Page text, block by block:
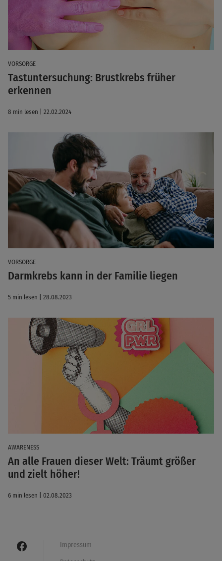
VORSORGE
Tastuntersuchung: Brustkrebs früher
erkennen
8 min lesen | 22.02.2024
VORSORGE
Darmkrebs kann in der Familie liegen
5 min lesen | 28.08.2023
AWARENESS
An alle Frauen dieser Welt: Träumt größer
und zielt höher!
6 min lesen | 02.08.2023
Impressum